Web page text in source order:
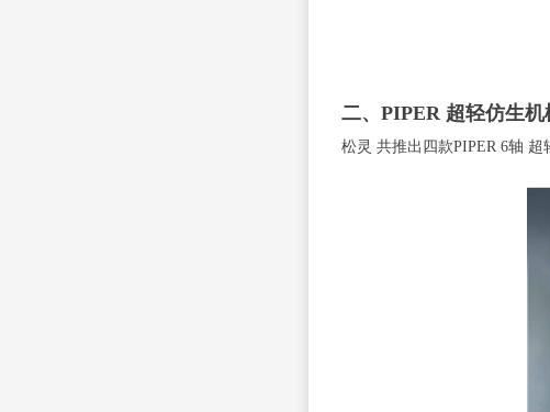
二、PIPER 超轻仿生机
松灵 共推出四款PIPER 6轴